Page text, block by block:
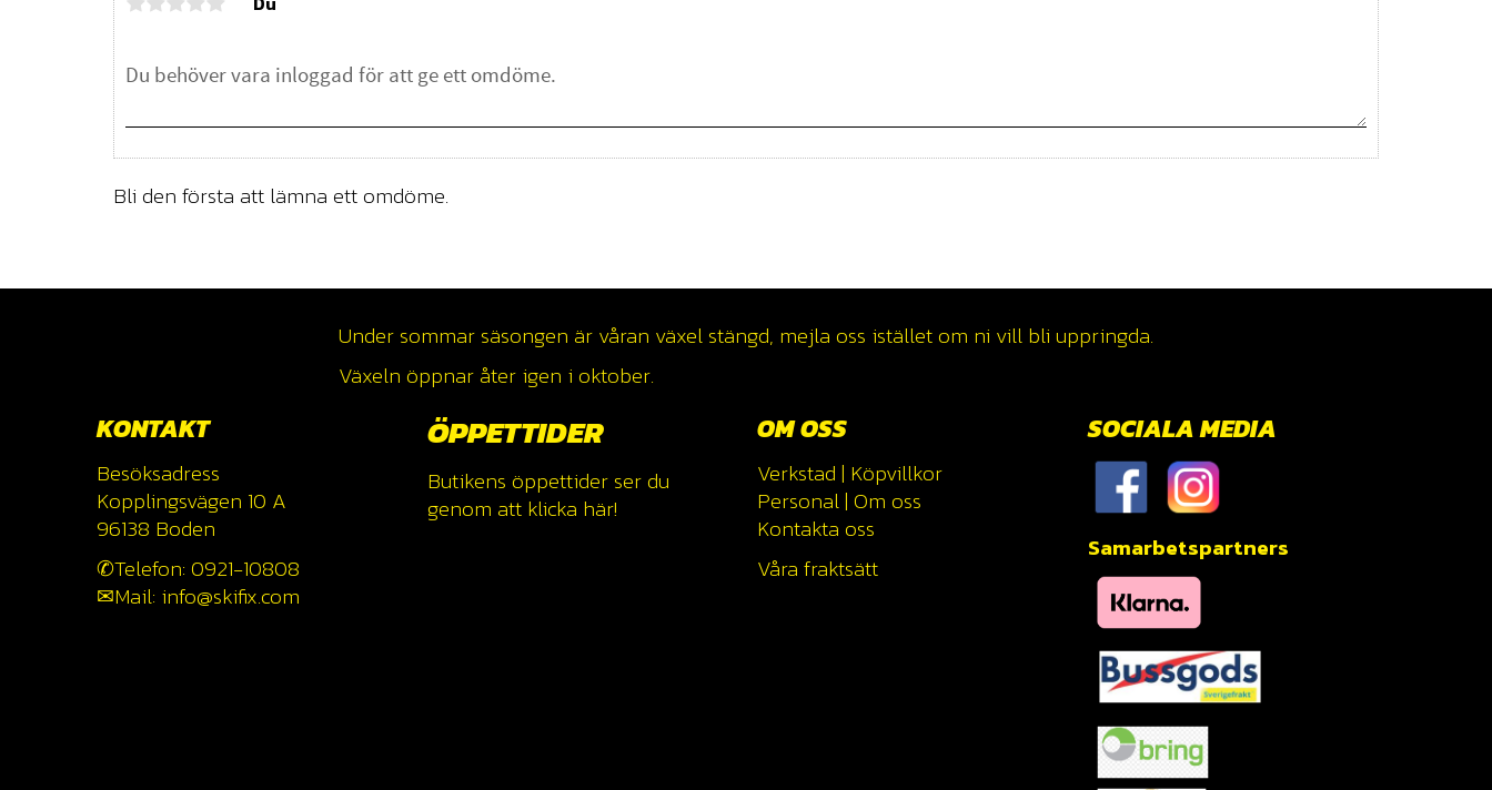
Bli den första att lämna ett omdöme.
Under sommar säsongen är våran växel stängd, mejla oss istället om ni vill bli uppringda.
Växeln öppnar åter igen i oktober.
KONTAKT
Besöksadress
Kopplingsvägen 10 A
96138 Boden
✆Telefon: 0921-10808
✉Mail: info@skifix.com
ÖPPETTIDER
Butikens öppettider ser du
genom att klicka här!
OM OSS
Verkstad | Köpvillkor
Personal| Om oss
Kontakta oss
Våra fraktsätt
SOCIALA MEDIA
Samarbetspartners